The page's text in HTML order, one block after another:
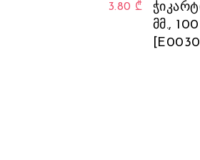
3.80 ₾
მმ.,